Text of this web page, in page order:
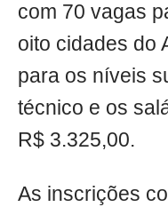
com 70 vagas
oito cidades do
para os níveis
técnico e os
R$ 3.325,00.
As inscrições